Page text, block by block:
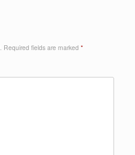
Required fields are marked *